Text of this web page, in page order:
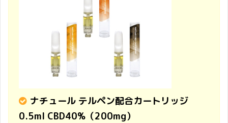
ナチュール テルペン配合カートリッジ
0.5ml CBD40%（200mg）